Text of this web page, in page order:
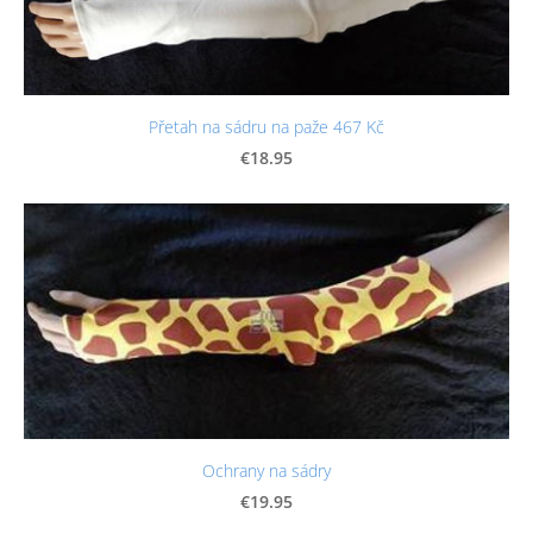
Přetah na sádru na paže 467 Kč
€18.95
Ochrany na sádry
€19.95